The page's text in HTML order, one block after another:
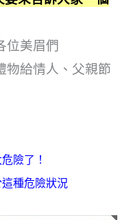
位美眉們
物給情人、父親節
險了！
種危險狀況